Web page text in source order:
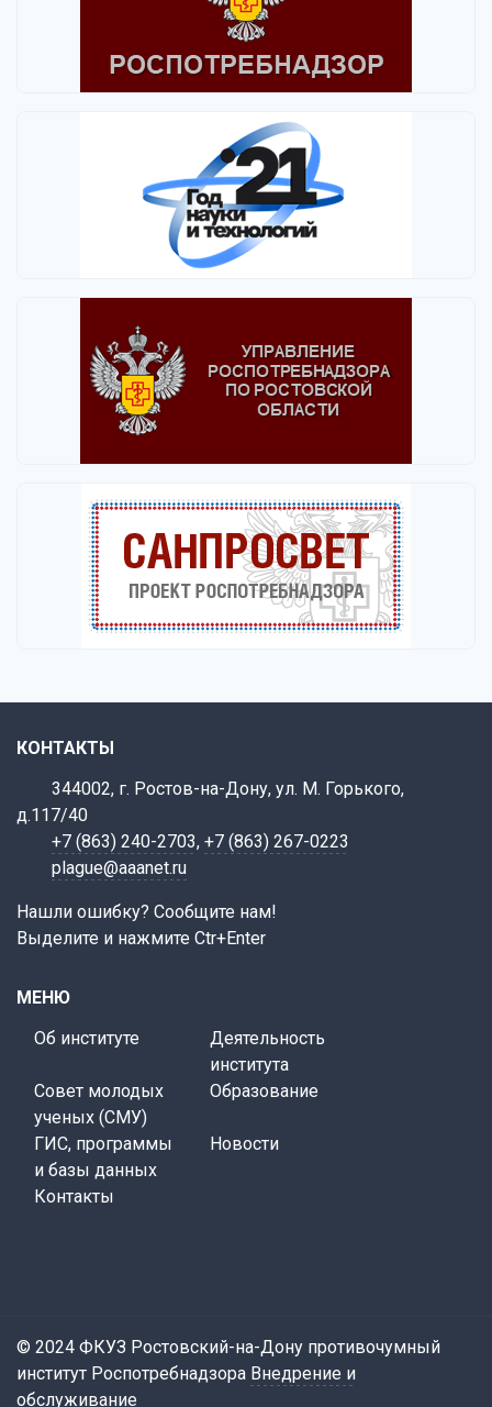
КОНТАКТЫ
344002, г. Ростов-на-Дону, ул. М. Горького,
д.117/40
+7 (863) 240-2703, +7 (863) 267-0223
plague@aaanet.ru
Нашли ошибку? Сообщите нам!
Выделите и нажмите Ctr+Enter
МЕНЮ
Об институте
Деятельность
института
Совет молодых
ученых (СМУ)
Образование
ГИС, программы
и базы данных
Новости
Контакты
© 2024 ФКУЗ Ростовский-на-Дону противочумный
институт Роспотребнадзора Внедрение и
обслуживание